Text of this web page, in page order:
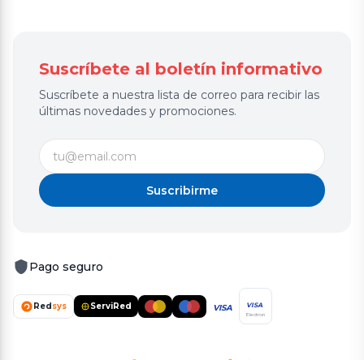
Suscríbete al boletín informativo
Suscríbete a nuestra lista de correo para recibir las
últimas novedades y promociones.
Suscribirme
Pago seguro
Redsys ServiRed VISA VISA
Electron